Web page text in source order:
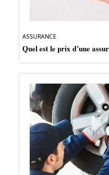
ASSURANCE
Quel est le prix d’une